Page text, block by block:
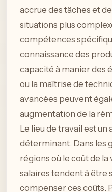
accrue des tâches et
situations plus
compétences
connaissance des
capacité à manier des
ou la maîtrise de
avancées peuvent
augmentation de la
Le lieu de travail est
déterminant. Dans les
régions où le coût de la
salaires tendent à être
compenser ces coûts.